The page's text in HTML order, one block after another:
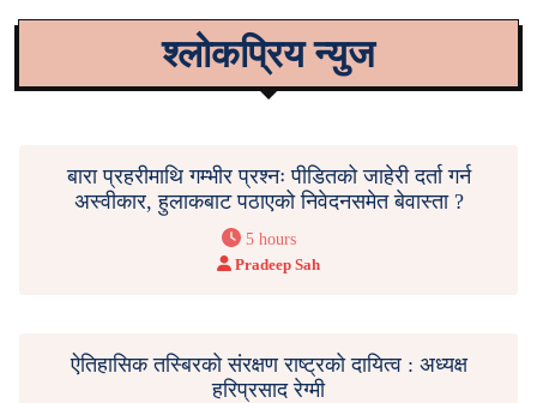
श्लोकप्रिय न्युज
बारा प्रहरीमाथि गम्भीर प्रश्नः पीडितको जाहेरी दर्ता गर्न
अस्वीकार, हुलाकबाट पठाएको निवेदनसमेत बेवास्ता ?
5 hours
Pradeep Sah
ऐतिहासिक तस्बिरको संरक्षण राष्ट्रको दायित्व : अध्यक्ष
हरिप्रसाद रेग्मी